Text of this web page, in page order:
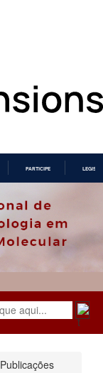
PARTICIPE
Publicações